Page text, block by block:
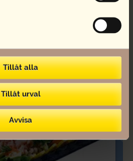
Tillåt alla
Tillåt urval
Avvisa